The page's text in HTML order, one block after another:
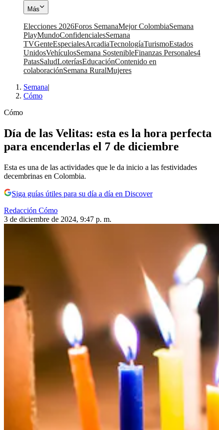
Más
Elecciones 2026Foros SemanaMejor ColombiaSemana
PlayMundoConfidencialesSemana
TVGenteEspecialesArcadiaTecnologíaTurismoEstados
UnidosVehículosSemana SostenibleFinanzas Personales4
PatasSaludLoteríasEducaciónContenido en
colaboraciónSemana RuralMujeres
Semana|
Cómo
Cómo
Día de las Velitas: esta es la hora perfecta
para encenderlas el 7 de diciembre
Esta es una de las actividades que le da inicio a las festividades
decembrinas en Colombia.
Siga guías útiles para su día a día en Discover
Redacción Cómo
3 de diciembre de 2024, 9:47 p. m.